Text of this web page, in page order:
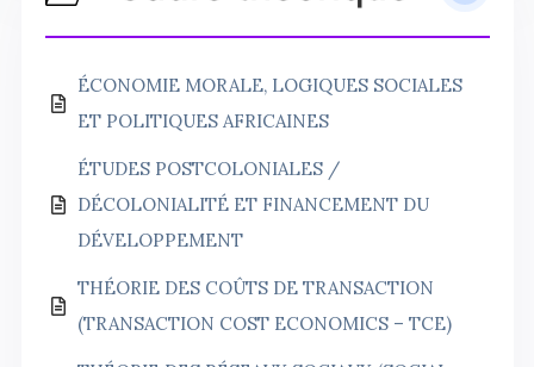
ÉCONOMIE MORALE, LOGIQUES SOCIALES
ET POLITIQUES AFRICAINES
ÉTUDES POSTCOLONIALES /
DÉCOLONIALITÉ ET FINANCEMENT DU
DÉVELOPPEMENT
THÉORIE DES COÛTS DE TRANSACTION
(TRANSACTION COST ECONOMICS – TCE)